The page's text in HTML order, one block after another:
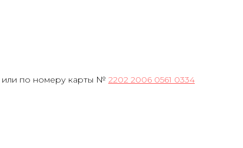
или по номеру карты № 2202 2006 0561 0334